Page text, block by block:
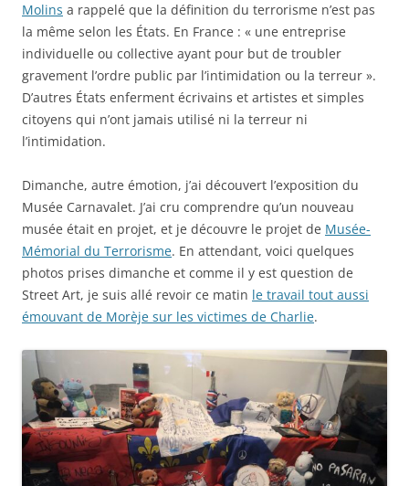
Molins a rappelé que la définition du terrorisme n’est pas
la même selon les États. En France : « une entreprise
individuelle ou collective ayant pour but de troubler
gravement l’ordre public par l’intimidation ou la terreur ».
D’autres États enferment écrivains et artistes et simples
citoyens qui n’ont jamais utilisé ni la terreur ni
l’intimidation.
Dimanche, autre émotion, j’ai découvert l’exposition du
Musée Carnavalet. J’ai cru comprendre qu’un nouveau
musée était en projet, et je découvre le projet de Musée-
Mémorial du Terrorisme. En attendant, voici quelques
photos prises dimanche et comme il y est question de
Street Art, je suis allé revoir ce matin le travail tout aussi
émouvant de Morèje sur les victimes de Charlie.